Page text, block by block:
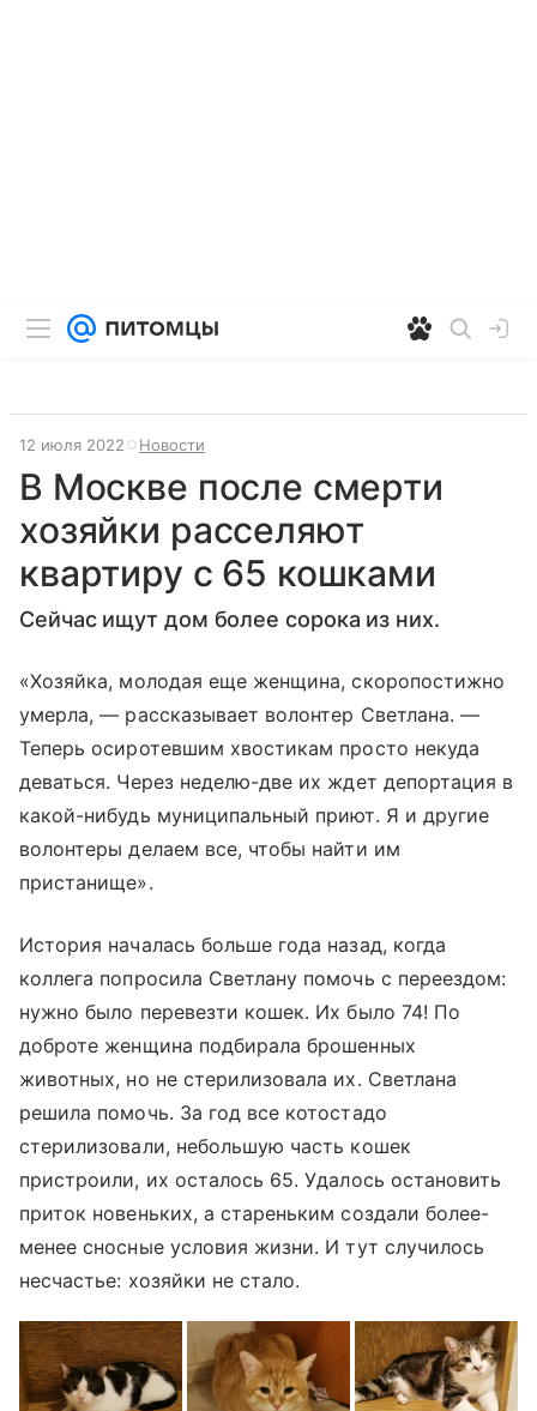
12 июля 2022 Новости
В Москве после смерти
хозяйки расселяют
квартиру с 65 кошками
Сейчас ищут дом более сорока из них.
«Хозяйка, молодая еще женщина, скоропостижно
умерла, — рассказывает волонтер Светлана. —
Теперь осиротевшим хвостикам просто некуда
деваться. Через неделю-две их ждет депортация в
какой-нибудь муниципальный приют. Я и другие
волонтеры делаем все, чтобы найти им
пристанище».
История началась больше года назад, когда
коллега попросила Светлану помочь с переездом:
нужно было перевезти кошек. Их было 74! По
доброте женщина подбирала брошенных
животных, но не стерилизовала их. Светлана
решила помочь. За год все котостадо
стерилизовали, небольшую часть кошек
пристроили, их осталось 65. Удалось остановить
приток новеньких, а стареньким создали более-
менее сносные условия жизни. И тут случилось
несчастье: хозяйки не стало.